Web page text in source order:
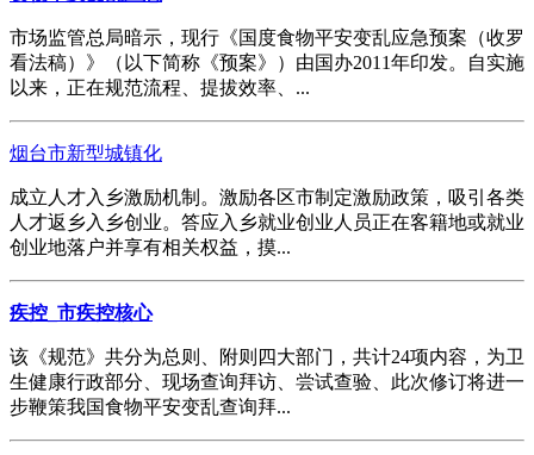
市场监管总局暗示，现行《国度食物平安变乱应急预案（收罗
看法稿）》（以下简称《预案》）由国办2011年印发。自实施
以来，正在规范流程、提拔效率、...
烟台市新型城镇化
成立人才入乡激励机制。激励各区市制定激励政策，吸引各类
人才返乡入乡创业。答应入乡就业创业人员正在客籍地或就业
创业地落户并享有相关权益，摸...
疾控_市疾控核心
该《规范》共分为总则、附则四大部门，共计24项内容，为卫
生健康行政部分、现场查询拜访、尝试查验、此次修订将进一
步鞭策我国食物平安变乱查询拜...